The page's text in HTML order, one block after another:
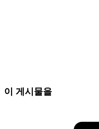
이 게시물을